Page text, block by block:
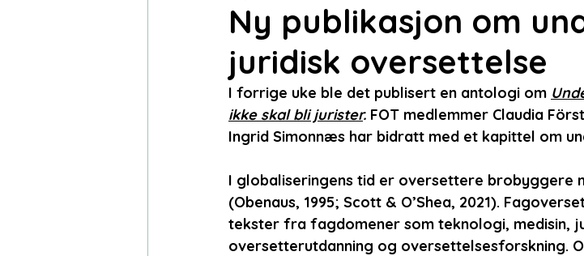
Ny publikasjon om
juridisk oversettelse
I forrige uke ble det publisert en antologi om
ikke skal bli jurister. FOT medlemmer Claudia
Ingrid Simonnæs har bidratt med et kapittel om
I globaliseringens tid er oversettere brobyggere
(Obenaus, 1995; Scott & O’Shea, 2021).
tekster fra fagdomener som teknologi, medisin,
oversetterutdanning og oversettelsesforskning.